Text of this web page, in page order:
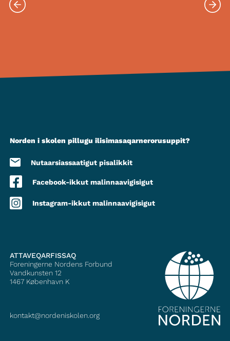
Norden i skolen pillugu ilisimasaqarnerorusuppit?
Nutaarsiassaatigut pisalikkit
Facebook-ikkut malinnaavigisigut
Instagram-ikkut malinnaavigisigut
ATTAVEQARFISSAQ
Foreningerne Nordens Forbund
Vandkunsten 12
1467 København K
kontakt@nordeniskolen.org